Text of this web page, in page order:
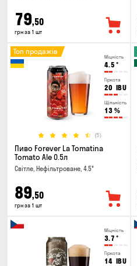
79,50
грн за 1 шт
Міцність
4.5 °
Гіркота
20 IBU
Щільність
13 %
(5)
Топ продажів
Пиво Forever La Tomatina
Tomato Ale 0.5л
Світле, Нефільтроване, 4.5°
89,50
грн за 1 шт
Міцність
3.7 °
Гіркота
14 IBU